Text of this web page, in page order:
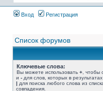
}
Вход
Регистрация
Список форумов
Ключевые слова:
Вы можете использовать + ,
и - для слов, которых в
| для поиска любого слова из
совпадения.